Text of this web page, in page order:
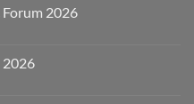
Forum 2026
2026